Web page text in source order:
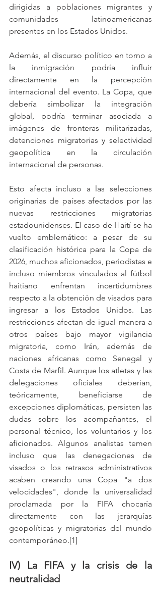
dirigidas a poblaciones migrantes y
comunidades latinoamericanas
presentes en los Estados Unidos.
Además, el discurso político en torno a
la inmigración podría influir
directamente en la percepción
internacional del evento. La Copa, que
debería simbolizar la integración
global, podría terminar asociada a
imágenes de fronteras militarizadas,
detenciones migratorias y selectividad
geopolítica en la circulación
internacional de personas.
Esto afecta incluso a las selecciones
originarias de países afectados por las
nuevas restricciones migratorias
estadounidenses. El caso de Haití se ha
vuelto emblemático: a pesar de su
clasificación histórica para la Copa de
2026, muchos aficionados, periodistas e
incluso miembros vinculados al fútbol
haitiano enfrentan incertidumbres
respecto a la obtención de visados para
ingresar a los Estados Unidos. Las
restricciones afectan de igual manera a
otros países bajo mayor vigilancia
migratoria, como Irán, además de
naciones africanas como Senegal y
Costa de Marfil. Aunque los atletas y las
delegaciones oficiales deberían,
teóricamente, beneficiarse de
excepciones diplomáticas, persisten las
dudas sobre los acompañantes, el
personal técnico, los voluntarios y los
aficionados. Algunos analistas temen
incluso que las denegaciones de
visados o los retrasos administrativos
acaben creando una Copa "a dos
velocidades", donde la universalidad
proclamada por la FIFA chocaría
directamente con las jerarquías
geopolíticas y migratorias del mundo
contemporáneo.[1]
IV) La FIFA y la crisis de la
neutralidad